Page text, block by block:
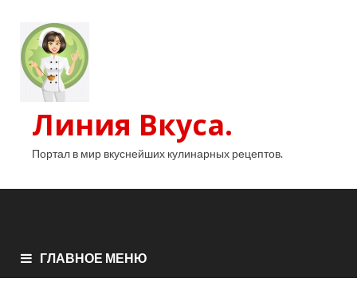
Линия Вкуса.
Портал в мир вкуснейших кулинарных рецептов.
ГЛАВНОЕ МЕНЮ